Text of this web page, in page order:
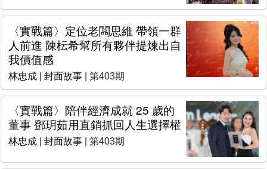
〈實戰篇〉定位老闆思維 帶領一群
人前進 陳枟希幫所有夥伴提煉出自
我價值感
林忠成 封面故事 | 第403期
〈實戰篇〉陪伴經濟成就 25 歲的
董事 鄧玥茹用直銷抓回人生選擇權
林忠成 封面故事 | 第403期